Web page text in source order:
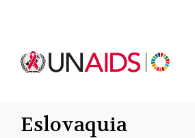
Eslovaquia